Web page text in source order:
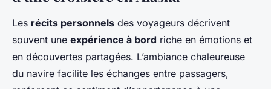
Les récits personnels des voyageurs décrivent
souvent une expérience à bord riche en émotions et
en découvertes partagées. L’ambiance chaleureuse
du navire facilite les échanges entre passagers,